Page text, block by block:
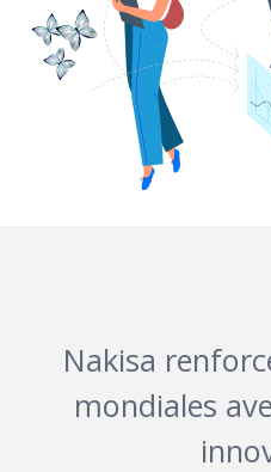
Nakisa
mondiales